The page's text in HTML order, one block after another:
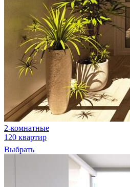
2-комнатные
120 квартир
Выбрать